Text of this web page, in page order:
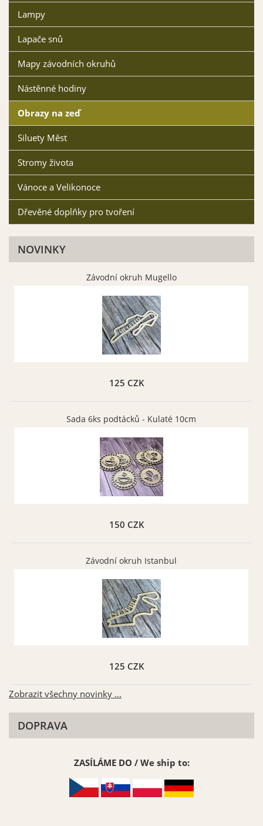
Lampy
Lapače snů
Mapy závodních okruhů
Nástěnné hodiny
Obrazy na zeď
Siluety Měst
Stromy života
Vánoce a Velikonoce
Dřevěné doplňky pro tvoření
NOVINKY
Závodní okruh Mugello
125 CZK
Sada 6ks podtácků - Kulaté 10cm
150 CZK
Závodní okruh Istanbul
125 CZK
Zobrazit všechny novinky ...
DOPRAVA
ZASÍLÁME DO / We ship to: